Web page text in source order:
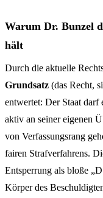
Warum Dr. Bunzel
hält
Durch die aktuelle
Grundsatz (das Recht,
entwertet: Der Staat
aktiv an seiner eigenen
von Verfassungsrang
fairen Strafverfahrens.
Entsperrung als bloße
Körper des